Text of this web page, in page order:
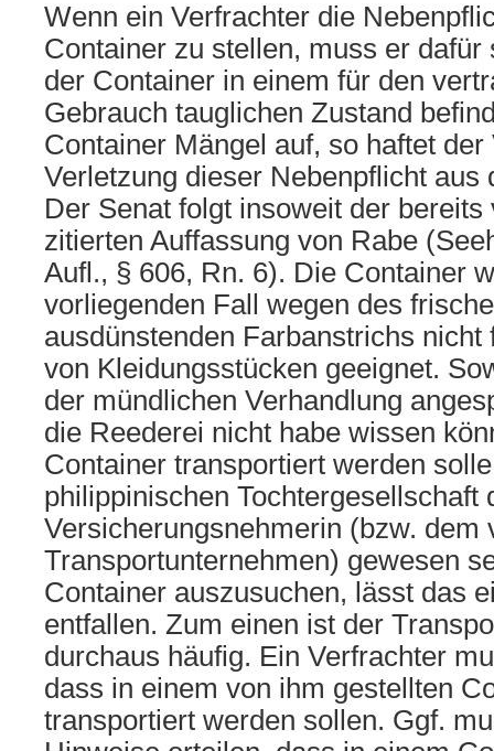
Wenn ein Verfrachter die
Container zu stellen, muss er dafür
der Container in einem für den
Gebrauch tauglichen Zustand
Container Mängel auf, so haftet
Verletzung dieser Nebenpflicht aus
Der Senat folgt insoweit der
zitierten Auffassung von Rabe
Aufl., § 606, Rn. 6). Die Container
vorliegenden Fall wegen des
ausdünstenden Farbanstrichs nicht
von Kleidungsstücken geeignet.
der mündlichen Verhandlung
die Reederei nicht habe wissen
Container transportiert werden
philippinischen Tochtergesellschaft
Versicherungsnehmerin (bzw. dem
Transportunternehmen) gewesen
Container auszusuchen, lässt das
entfallen. Zum einen ist der
durchaus häufig. Ein Verfrachter
dass in einem von ihm gestellten
transportiert werden sollen. Ggf.